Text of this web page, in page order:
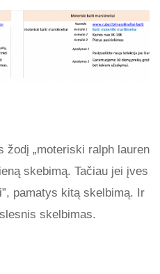
„moteriski ralph lauren
skebimą. Tačiau jei įves
pamatys kitą skelbimą. Ir
skelbimas.